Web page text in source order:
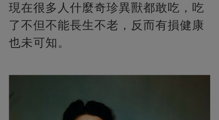
現在很多人什麼奇珍異獸都敢吃，吃
了不但不能長生不老，反而有損健康
也未可知。